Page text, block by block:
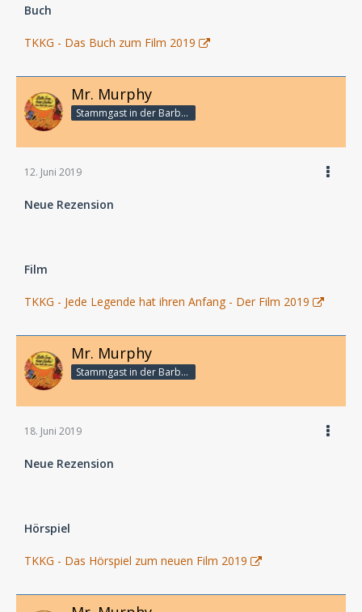
Buch
TKKG - Das Buch zum Film 2019
Mr. Murphy
Stammgast in der Barbarabar
12. Juni 2019
Neue Rezension
Film
TKKG - Jede Legende hat ihren Anfang - Der Film 2019
Mr. Murphy
Stammgast in der Barbarabar
18. Juni 2019
Neue Rezension
Hörspiel
TKKG - Das Hörspiel zum neuen Film 2019